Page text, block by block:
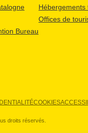
Bureau
Hébergements
Offices de
COOKIES
droits réservés.